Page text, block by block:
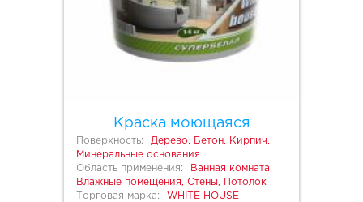
Краска моющаяся
Поверхность:
Дерево, Бетон, Кирпич,
Минеральные основания
Область применения:
Ванная комната,
Влажные помещения, Стены, Потолок
Торговая марка:
WHITE HOUSE